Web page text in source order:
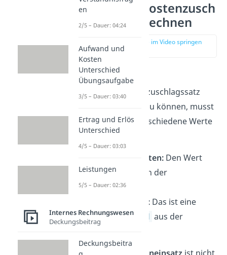
Handlungskostenzusch
lagssatz berechnen
zur Stelle im Video springen
(00:41)
Um den
Handlungskostenzuschlagssatz
) berechnen zu können, musst
du zuerst zwei verschiedene Werte
bestimmen:
Handlungskosten:Den Wert
erfährst du von der
Buchhaltung.
: Das ist eine
Lagerkennzahl aus der
en
2/5 – Dauer: 04:24
Aufwand und
Kosten
Unterschied
Übungsaufgabe
3/5 – Dauer: 03:40
Ertrag und Erlös
Unterschied
4/5 – Dauer: 03:03
Leistungen
5/5 – Dauer: 02:36
Internes Rechnungswesen
Deckungsbeitrag
Deckungsbeitra